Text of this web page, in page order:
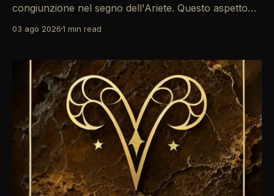
congiunzione nel segno dell'Ariete. Questo aspetto
affrontare nuove sfide. Approfitta di questo slancio
soprattutto in ambito lavorativo. Un'energia
03 ago 20261 min read